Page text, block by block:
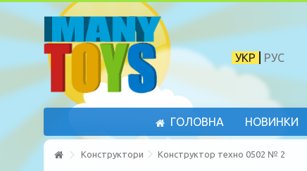
РУС
УКР
ГОЛОВНА НОВИНКИ
Конструктори Конструктор техно 0502 № 2